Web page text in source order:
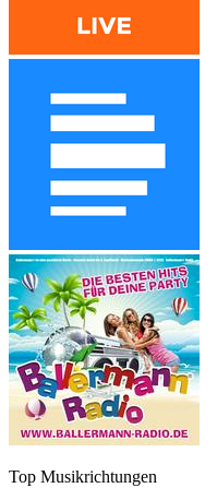
Top Musikrichtungen